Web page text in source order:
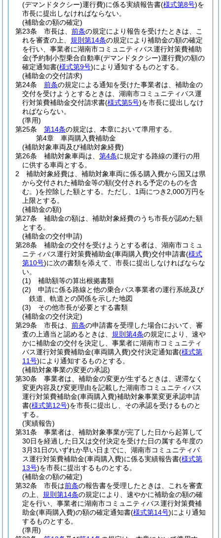
(デマンドタクシー)運行費)に係る実績報告書(様式第8号)を
市長に提出しなければならない。
(補助金の額の確定)
第23条
市長は、 前条の規定により報告を受けたときは、こ
れを審査の上、 規則第14条の規定により補助金の額の確定
を行い、事業者に湖南市コミュニティバス運行対策費補助
金(予約制小型乗合自動車(デマンドタクシー)運行費)の額の
確定通知書(様式第9号)により通知するものとする。
(補助金の交付請求)
第24条
前条の規定による通知を受けた事業者は、補助金の
交付を受けようとするときは、湖南市コミュニティバス運
行対策費補助金交付請求書(様式第5号)を市長に提出しなけ
ればならない。
(準用)
第25条
第14条の規定は、本章において準用する。
第4章
車両購入費補助金
(補助対象車両及び補助対象経費)
第26条
補助対象車両は、 第4条に規定する路線の運行の用
に供する車両とする。
2
補助対象経費は、補助対象車両に係る購入費から国又は県
から交付された補助金等の額(交付される予定のものを含
む。)を控除した額とする。 ただし、1両につき2,000万円を
上限とする。
(補助金の額)
第27条
補助金の額は、補助対象経費のうち市長が認めた額
とする。
(補助金の交付申請)
第28条
補助金の交付を受けようとする者は、湖南市コミュ
ニティバス運行対策費補助金(車両購入費)交付申請書(様式
第10号)に次の書類を添えて、市長に提出しなければならな
い。
(1)
補助額等の算出根拠書類
(2)
申請に係る路線と他の乗合バス事業者の運行系統及び
鉄道、軌道との関係を示した地図
(3)
その他市長が必要とする書類
(補助金の交付決定)
第29条
市長は、 前条の申請書を受理した場合において、審
査の上適当と認めるときは、 規則第4条の規定により、速や
かに補助金の交付を決定し、事業者に湖南市コミュニティ
バス運行対策費補助金(車両購入費)交付決定通知書(様式第
11号)により通知するものとする。
(補助対象事業の変更の承認)
第30条
事業者は、補助金の変更が生ずるときは、遅滞なく
変更内容及び変更理由を記載した湖南市コミュニティバス
運行対策費補助金(車両購入費)補助対象事業変更承認申請
書(様式第12号)を市長に提出し、その承認を受けるものと
する。
(実績報告)
第31条
事業者は、補助対象事業が完了した日から起算して
30日を経過した日又は交付決定を受けた日の属する年度の
3月31日のいずれか早い日までに、湖南市コミュニティバ
ス運行対策費補助金(車両購入費)に係る実績報告書(様式第
13号)を市長に提出するものとする。
(補助金の額の確定)
第32条
市長は前条の報告書を受理したときは、これを審査
の上、 規則第14条の規定により、速やかに補助金の額の確
定を行い、事業者に湖南市コミュニティバス運行対策費補
助金(車両購入費)の額の確定通知書(様式第14号)により通知
するものとする。
(準用)